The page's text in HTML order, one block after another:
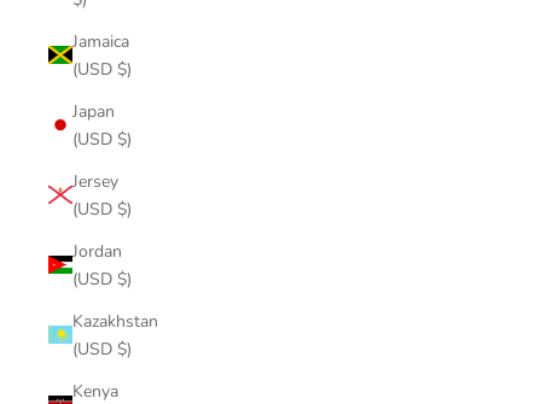
Jamaica
(USD $)
Japan
(USD $)
Jersey
(USD $)
Jordan
(USD $)
Kazakhstan
(USD $)
Kenya